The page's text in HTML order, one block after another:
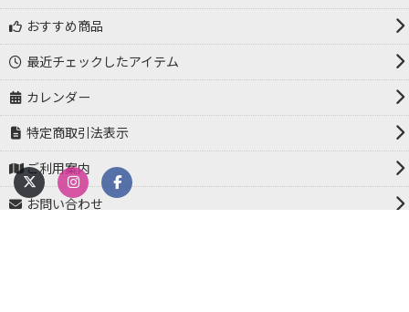
おすすめ商品
最近チェックしたアイテム
カレンダー
特定商取引法表示
ご利用案内
お問い合わせ